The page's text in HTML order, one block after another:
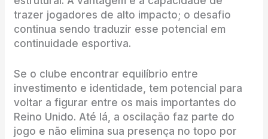
trazer jogadores de alto impacto; o desafio
continua sendo traduzir esse potencial em
continuidade esportiva.
Se o clube encontrar equilíbrio entre
investimento e identidade, tem potencial para
voltar a figurar entre os mais importantes do
Reino Unido. Até lá, a oscilação faz parte do
jogo e não elimina sua presença no topo por